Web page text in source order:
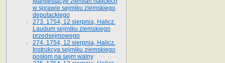
w sprawie sejmiku ziemskiego
deputackiego
273. 1754, 12 sierpnia, Halicz.
Laudum sejmiku ziemskiego
przedsejmowego
274. 1754, 12 sierpnia, Halicz.
Instrukcya sejmiku ziemskiego
posłom na sejm walny